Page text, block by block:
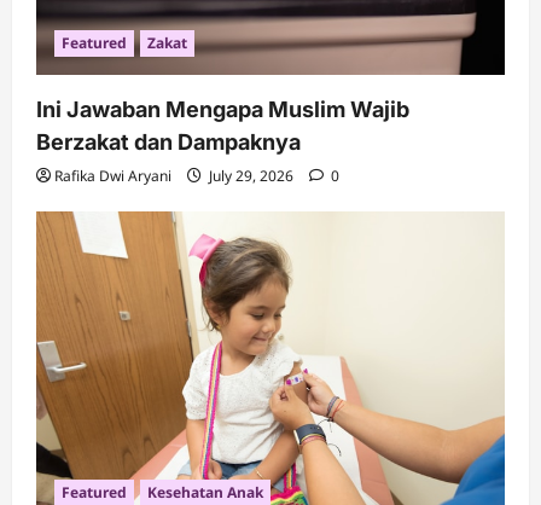
Featured Zakat
Ini Jawaban Mengapa Muslim Wajib
Berzakat dan Dampaknya
Rafika Dwi Aryani July 29, 2026 0
Featured Kesehatan Anak